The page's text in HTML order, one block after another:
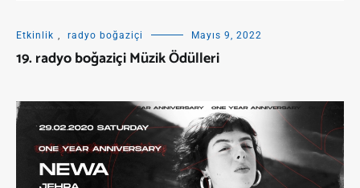
Etkinlik , radyo boğaziçi Mayıs 9, 2022
19. radyo boğaziçi Müzik Ödülleri